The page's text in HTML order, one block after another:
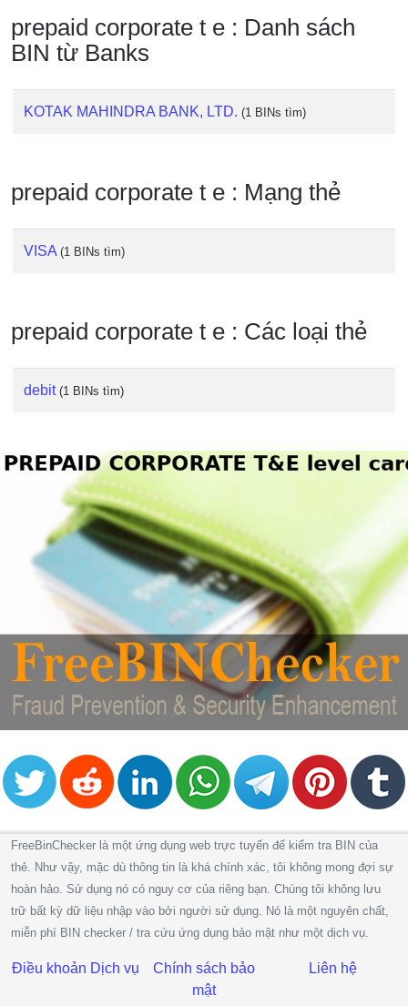
is
My
Address
IP
BIN
Checker
prepaid corporate t e : Danh sách
BIN từ Banks
KOTAK MAHINDRA BANK, LTD. (1 BINs tìm)
prepaid corporate t e : Mạng thẻ
VISA (1 BINs tìm)
prepaid corporate t e : Các loại thẻ
debit (1 BINs tìm)
FreeBinChecker là một ứng dụng web trực tuyến để kiểm tra BIN của
thẻ. Như vậy, mặc dù thông tin là khá chính xác, tôi không mong đợi sự
hoàn hảo. Sử dụng nó có nguy cơ của riêng bạn. Chúng tôi không lưu
trữ bất kỳ dữ liệu nhập vào bởi người sử dụng. Nó là một nguyên chất,
miễn phí BIN checker / tra cứu ứng dụng bảo mật như một dịch vụ.
Điều khoản Dịch vụ
Chính sách bảo
mật
Liên hệ